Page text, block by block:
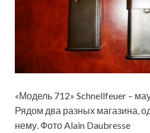
«Модель 712» Schnellfeuer –
Рядом два разных магазина,
нему. Фото Alain Daubresse